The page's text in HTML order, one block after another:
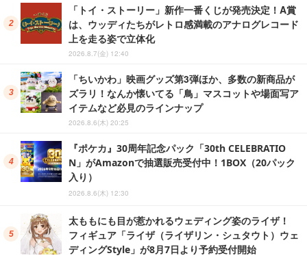
「トイ・ストーリー」新作一番くじが発売決定！A賞
は、ウッディたちがレトロ感満載のアナログレコード
上を走る姿で立体化
2026.8.7(金) 12:40
「ちいかわ」映画グッズ第3弾ほか、多数の新商品が
ズラリ！なんか懐いてる「鳥」マスコットや場面写ア
イテムなど必見のラインナップ
2026.8.6(木) 20:25
『ポケカ』30周年記念パック「30th CELEBRATIO
N」がAmazonで抽選販売受付中！1BOX（20パック
入り）
2026.8.6(木) 12:30
太ももにも目が惹かれるウェディング姿のライザ！
フィギュア「ライザ（ライザリン・シュタウト）ウェ
ディングStyle」が8月7日より予約受付開始